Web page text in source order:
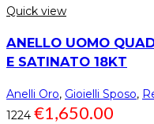
Quick view
ANELLO UOMO
E SATINATO 18KT
Anelli Oro, Gioielli Sposo,
1224 €1,650.00